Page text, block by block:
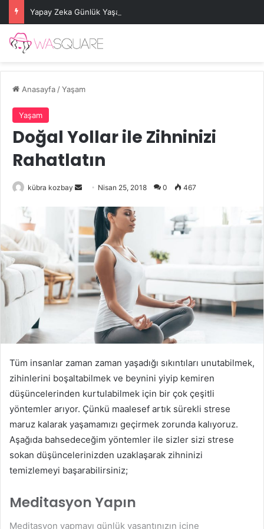
Yapay Zeka Günlük Yaşamı Nasıl Etkiliyor?
Anasayfa/Yaşam
Yaşam
Doğal Yollar ile Zihninizi
Rahatlatın
kübra kozbay
Bir
posta
göndermek
Nisan 25, 2018 0 467
Tüm insanlar zaman zaman yaşadığı sıkıntıları unutabilmek,
zihinlerini boşaltabilmek ve beynini yiyip kemiren
düşüncelerinden kurtulabilmek için bir çok çeşitli
yöntemler arıyor. Çünkü maalesef artık sürekli strese
maruz kalarak yaşamamızı geçirmek zorunda kalıyoruz.
Aşağıda bahsedeceğim yöntemler ile sizler sizi strese
sokan düşüncelerinizden uzaklaşarak zihninizi
temizlemeyi başarabilirsiniz;
Meditasyon Yapın
Meditasyon yapmayı günlük yaşantınızın içine